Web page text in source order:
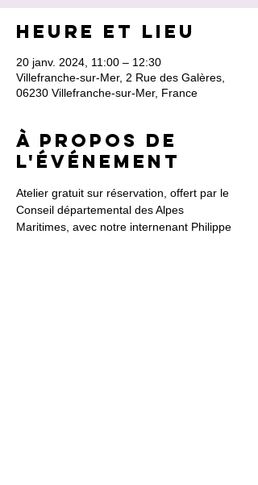
Heure et lieu
20 janv. 2024, 11:00 – 12:30
Villefranche-sur-Mer, 2 Rue des Galères,
06230 Villefranche-sur-Mer, France
À propos de
l'événement
Atelier gratuit sur réservation, offert par le
Conseil départemental des Alpes
Maritimes, avec notre internenant Philippe